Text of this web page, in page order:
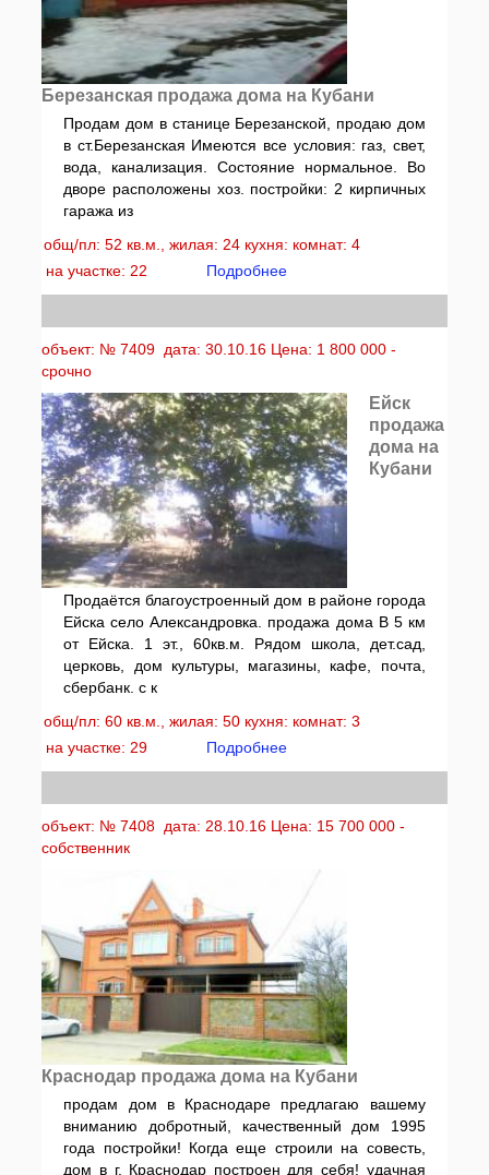
Березанская продажа дома на Кубани
Продам дом в станице Березанской, продаю дом
в ст.Березанская Имеются все условия: газ, свет,
вода, канализация. Состояние нормальное. Во
дворе расположены хоз. постройки: 2 кирпичных
гаража из
общ/пл: 52 кв.м., жилая: 24 кухня: комнат: 4
на участке: 22
Подробнее
объект: № 7409 дата: 30.10.16 Цена: 1 800 000 -
срочно
Ейск
продажа
дома на
Кубани
Продаётся благоустроенный дом в районе города
Ейска село Александровка. продажа дома В 5 км
от Ейска. 1 эт., 60кв.м. Рядом школа, дет.сад,
церковь, дом культуры, магазины, кафе, почта,
сбербанк. с к
общ/пл: 60 кв.м., жилая: 50 кухня: комнат: 3
на участке: 29
Подробнее
объект: № 7408 дата: 28.10.16 Цена: 15 700 000 -
собственник
Краснодар продажа дома на Кубани
продам дом в Краснодаре предлагаю вашему
вниманию добротный, качественный дом 1995
года постройки! Когда еще строили на совесть,
дом в г. Краснодар построен для себя! удачная